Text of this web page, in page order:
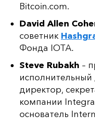
Bitcoin.com.
David Allen
советник
Фонда IOTA.
Steve Rubakh –
директор,
компании
основатель